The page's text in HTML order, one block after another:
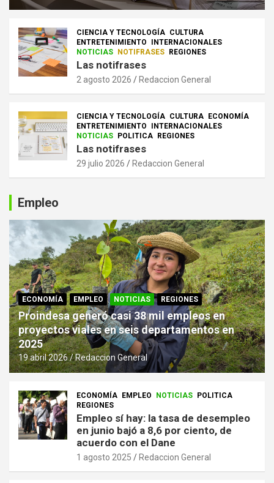
CIENCIA Y TECNOLOGÍA CULTURA
ENTRETENIMIENTO
INTERNACIONALES
NOTICIAS NOTIFRASES REGIONES
Las notifrases
2 agosto 2026 Redaccion General
CIENCIA Y TECNOLOGÍA CULTURA ECONOMÍA
ENTRETENIMIENTO
INTERNACIONALES
NOTICIAS POLITICA REGIONES
Las notifrases
29 julio 2026 Redaccion General
Empleo
ECONOMÍA EMPLEO NOTICIAS REGIONES
Proindesa generó casi 38 mil empleos en
proyectos viales en seis departamentos en
2025
19 abril 2026 Redaccion General
ECONOMÍA EMPLEO NOTICIAS
POLITICA
REGIONES
Empleo sí hay: la tasa de desempleo
en junio bajó a 8,6 por ciento, de
acuerdo con el Dane
1 agosto 2025 Redaccion General